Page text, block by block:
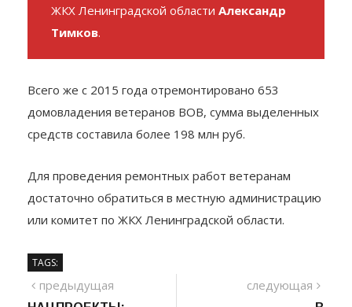
подчеркнул председатель комитета по
Всего же с 2015 года отремонтировано 653
домовладения ветеранов ВОВ, сумма выделенных
Для проведения ремонтных работ ветеранам
достаточно обратиться в местную администрацию
или комитет по ЖКХ Ленинградской области.
TAGS: